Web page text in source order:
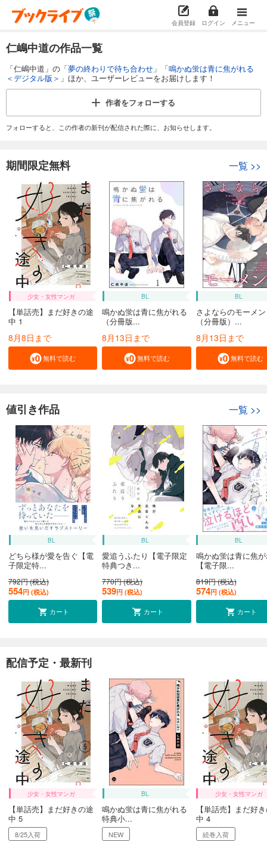
会員登録 ログイン メニュー
仁嶋中道の作品一覧
「仁嶋中道」の「夢の終わりで待ち合わせ 」「鳴かぬ蛍は青に焦がれる
＜デジタル版＞ 」ほか、ユーザーレビューをお届けします！
作者をフォローする
フォローすると、この作者の新刊が配信された際に、お知らせします。
期間限定無料 一覧 >>
少女・女性マンガ
【単話売】まだ好きの途
中 1
8月8日まで
無料で読む
BL
鳴かぬ蛍は青に焦がれる
（分冊版...
8月13日まで
無料で読む
BL
さよならのモーメ
（分冊版）...
8月13日まで
無料で読む
値引き作品 一覧 >>
BL
どちら様が愛を告ぐ【電
子限定特...
792円 (税込)
554円 (税込)
カート
BL
愛追うふたり【電子限定
特典つき...
770円 (税込)
539円 (税込)
カート
BL
鳴かぬ蛍は青に焦
【電子限...
819円 (税込)
574円 (税込)
カート
配信予定・最新刊
少女・女性マンガ
【単話売】まだ好きの途
中 5
8/25入荷
BL
鳴かぬ蛍は青に焦がれる
特典小...
NEW
少女・女性マンガ
【単話売】まだ好
中 4
続巻入荷